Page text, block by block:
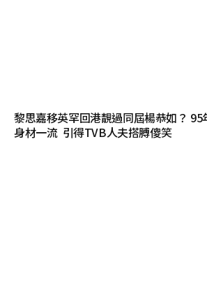
黎思嘉移英罕回港靚過同屆楊恭如？
身材一流 引得TVB人夫搭膊傻笑